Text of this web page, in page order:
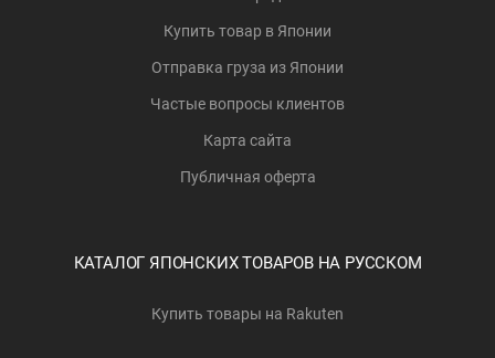
Купить товар в Японии
Отправка груза из Японии
Частые вопросы клиентов
Карта сайта
Публичная оферта
КАТАЛОГ ЯПОНСКИХ ТОВАРОВ НА РУССКОМ
Купить товары на Rakuten